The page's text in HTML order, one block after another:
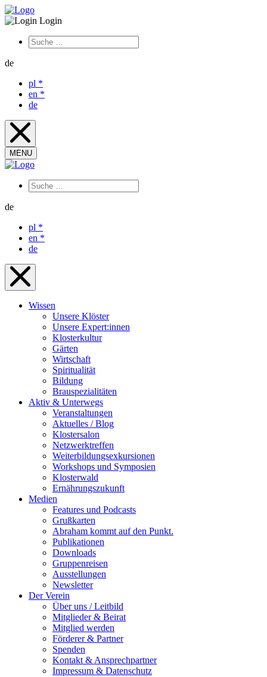
Login
de
pl *
en *
de
MENU
de
pl *
en *
de
Wissen
Unsere Klöster
Unsere Expert:innen
Klosterkultur
Gärten
Wirtschaft
Spiritualität
Bildung
Brauspezialitäten
Aktiv & Unterwegs
Veranstaltungen
Aktuelles / Blog
Klostersalon
Netzwerktreffen
Weiterbildungsexkursionen
Workshops und Symposien
Klosterwald
Ernährungszukunft
Medien
Features und Podcasts
Grußkarten
Abraham kommt auf den Punkt.
Publikationen
Downloads
Gruppenreisen
Ausstellungen
Newsletter
Der Verein
Über uns / Leitbild
Mitglieder & Beirat
Mitglied werden
Förderer & Partner
Spenden
Kontakt & Ansprechpartner
Impressum & Datenschutz